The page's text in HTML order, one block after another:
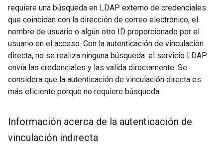
requiere una búsqueda en LDAP externo de credenciales
que coincidan con la dirección de correo electrónico, el
nombre de usuario o algún otro ID proporcionado por el
usuario en el acceso. Con la autenticación de vinculación
directa, no se realiza ninguna búsqueda: el servicio LDAP
envía las credenciales y las valida directamente. Se
considera que la autenticación de vinculación directa es
más eficiente porque no requiere búsqueda.
Información acerca de la autenticación de
vinculación indirecta